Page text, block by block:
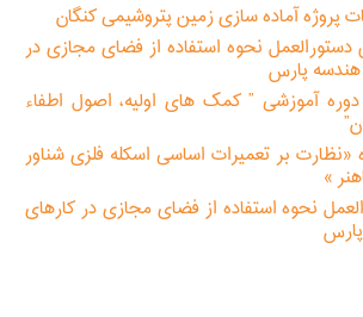
پروژه آماده سازی زمین پتروشیمی کنگان
دستورالعمل نحوه استفاده از فضای مجازی در
پارس
دوره آموزشی ” کمک های اولیه، اصول اطفاء
«نظارت بر تعمیرات اساسی اسکله فلزی شناور
نحوه استفاده از فضای مجازی در کارهای